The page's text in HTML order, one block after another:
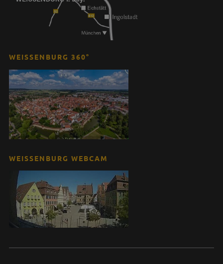
WEISSENBURG 360°
WEISSENBURG WEBCAM